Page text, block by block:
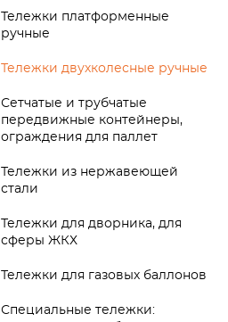
Тележки платформенные
ручные
Тележки двухколесные ручные
Сетчатые и трубчатые
передвижные контейнеры,
ограждения для паллет
Тележки из нержавеющей
стали
Тележки для дворника, для
сферы ЖКХ
Тележки для газовых баллонов
Специальные тележки: